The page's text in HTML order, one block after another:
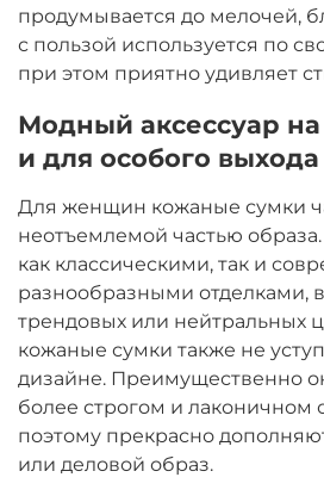
продумывается до мелочей,
с пользой используется по
при этом приятно удивляет
Модный аксессуар
и для особого выхода
Для женщин кожаные сумки
неотъемлемой частью
как классическими, так и
разнообразными отделками,
трендовых или нейтральных
кожаные сумки также не
дизайне. Преимущественно
более строгом и
поэтому прекрасно
или деловой образ.